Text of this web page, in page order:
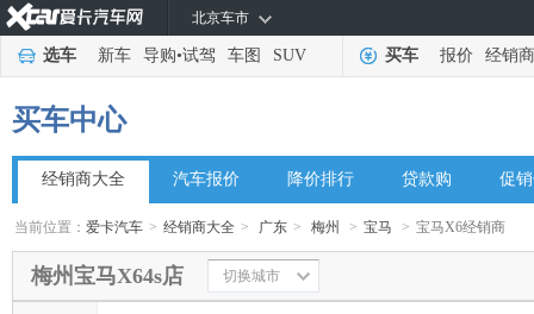
北京车市
选车 新车 导购•试驾 车图 SUV 买车 报价 经销商
买车中心
经销商大全 汽车报价 降价排行 贷款购 促
当前位置：爱卡汽车 > 经销商大全 > 广东 > 梅州 > 宝马 > 宝马X6经销商
梅州宝马X64s店 切换城市